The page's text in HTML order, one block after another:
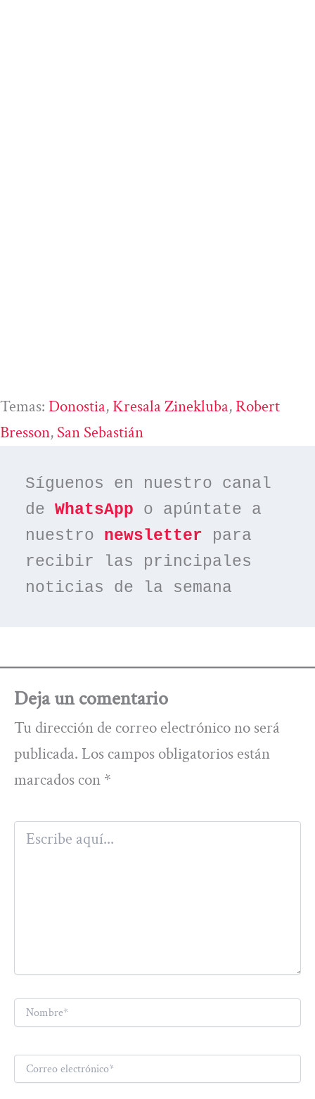
Temas: Donostia, Kresala Zinekluba, Robert
Bresson, San Sebastián
Síguenos en nuestro canal
de WhatsApp o apúntate a
nuestro newsletter para
recibir las principales
noticias de la semana
Deja un comentario
Tu dirección de correo electrónico no será
publicada. Los campos obligatorios están
marcados con *
Escribe
aquí...
electrónico*